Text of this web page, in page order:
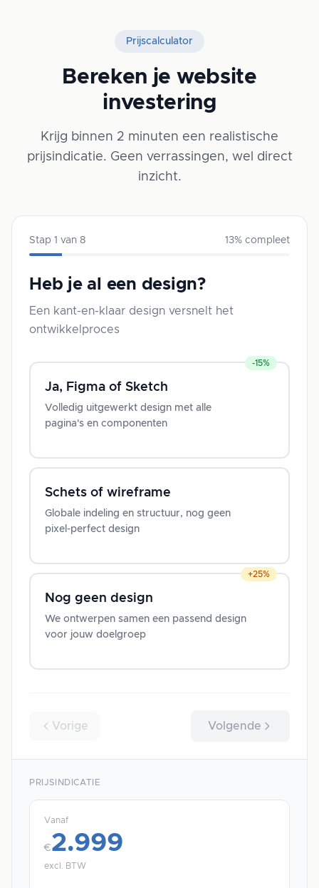
Prijscalculator
Bereken je website
investering
Krijg binnen 2 minuten een realistische
prijsindicatie. Geen verrassingen, wel direct
inzicht.
Stap 1 van 8 13% compleet
Heb je al een design?
Een kant-en-klaar design versnelt het
ontwikkelproces
-15%
Ja, Figma of Sketch
Volledig uitgewerkt design met alle
pagina's en componenten
Schets of wireframe
Globale indeling en structuur, nog geen
pixel-perfect design
+25%
Nog geen design
We ontwerpen samen een passend design
voor jouw doelgroep
Vorige Volgende
PRIJSINDICATIE
Vanaf
€2.999
excl. BTW